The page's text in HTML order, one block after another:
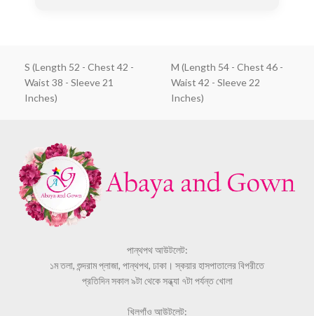
S (Length 52 - Chest 42 -
Waist 38 - Sleeve 21
Inches)
M (Length 54 - Chest 46 -
Waist 42 - Sleeve 22
Inches)
পান্থপথ আউটলেট:
১ম তলা, শুন্দরাম প্লাজা, পান্থপথ, ঢাকা। স্কয়ার হাসপাতালের বিপরীতে
প্রতিদিন সকাল ৯টা থেকে সন্ধ্যা ৭টা পর্যন্ত খোলা
খিলগাঁও আউটলেট: